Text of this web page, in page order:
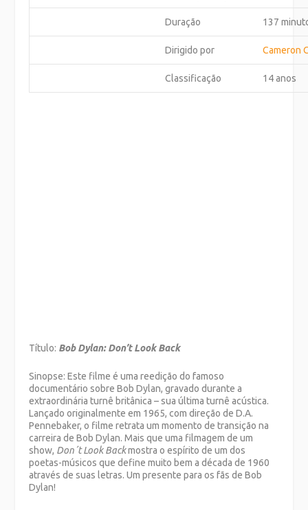
Duração 137
Dirigido por Cameron
Classificação 14 anos
Título: Bob Dylan: Don’t Look Back
Sinopse: Este filme é uma reedição do famoso
documentário sobre Bob Dylan, gravado durante a
extraordinária turnê britânica – sua última turnê acústica.
Lançado originalmente em 1965, com direção de D.A.
Pennebaker, o filme retrata um momento de transição na
carreira de Bob Dylan. Mais que uma filmagem de um
show, Don´t Look Backmostra o espírito de um dos
poetas-músicos que define muito bem a década de 1960
através de suas letras. Um presente para os fãs de Bob
Dylan!